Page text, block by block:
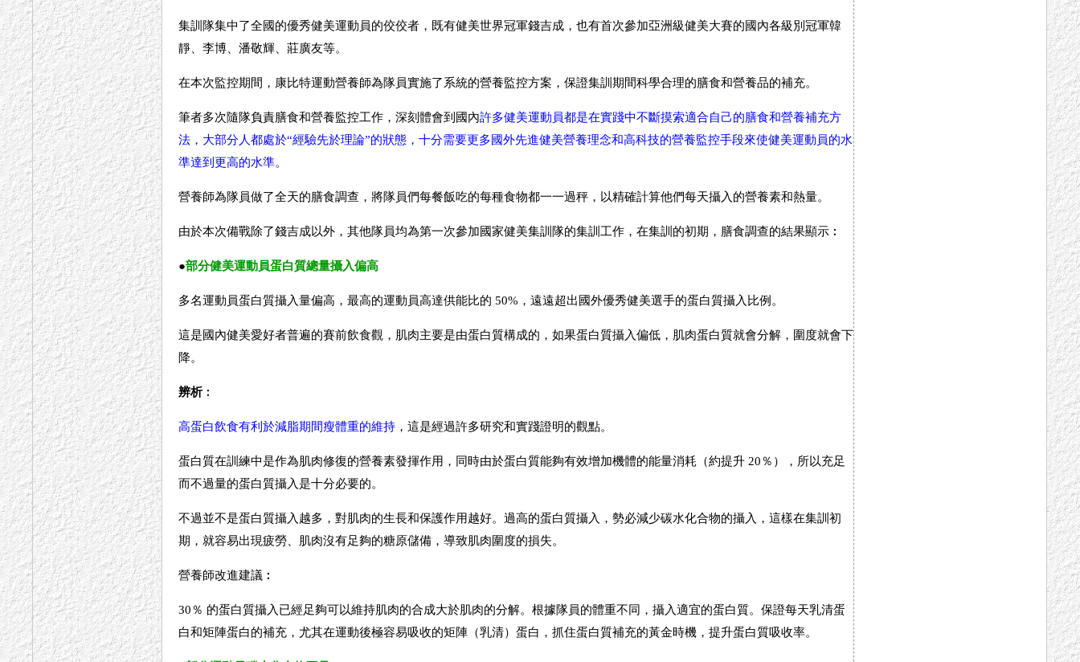
集訓隊集中了全國的優秀健美運動員的佼佼者，既有健美世界冠軍錢吉成，也有首次參加亞洲級健美大賽的國內各級別冠軍韓
靜、李博、潘敬輝、莊廣友等。
在本次監控期間，康比特運動營養師為隊員實施了系統的營養監控方案，保證集訓期間科學合理的膳食和營養品的補充。
筆者多次隨隊負責膳食和營養監控工作，深刻體會到國內許多健美運動員都是在實踐中不斷摸索適合自己的膳食和營養補充方
法，大部分人都處於“經驗先於理論”的狀態，十分需要更多國外先進健美營養理念和高科技的營養監控手段來使健美運動員的水
準達到更高的水準。
營養師為隊員做了全天的膳食調查，將隊員們每餐飯吃的每種食物都一一過秤，以精確計算他們每天攝入的營養素和熱量。
由於本次備戰除了錢吉成以外，其他隊員均為第一次參加國家健美集訓隊的集訓工作，在集訓的初期，膳食調查的結果顯示︰
●部分健美運動員蛋白質總量攝入偏高
多名運動員蛋白質攝入量偏高，最高的運動員高達供能比的 50%，遠遠超出國外優秀健美選手的蛋白質攝入比例。
這是國內健美愛好者普遍的賽前飲食觀，肌肉主要是由蛋白質構成的，如果蛋白質攝入偏低，肌肉蛋白質就會分解，圍度就會下
降。
辨析︰
高蛋白飲食有利於減脂期間瘦體重的維持 ，這是經過許多研究和實踐證明的觀點。
蛋白質在訓練中是作為肌肉修復的營養素發揮作用，同時由於蛋白質能夠有效增加機體的能量消耗（約提升 20％），所以充足
而不過量的蛋白質攝入是十分必要的。
不過並不是蛋白質攝入越多，對肌肉的生長和保護作用越好。過高的蛋白質攝入，勢必減少碳水化合物的攝入，這樣在集訓初
期，就容易出現疲勞、肌肉沒有足夠的糖原儲備，導致肌肉圍度的損失。
營養師改進建議︰
30％ 的蛋白質攝入已經足夠可以維持肌肉的合成大於肌肉的分解。根據隊員的體重不同，攝入適宜的蛋白質。保證每天乳清蛋
白和矩陣蛋白的補充，尤其在運動後極容易吸收的矩陣（乳清）蛋白，抓住蛋白質補充的黃金時機，提升蛋白質吸收率。